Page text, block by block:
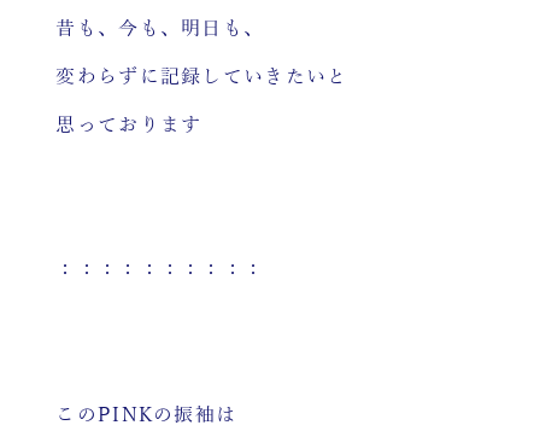
昔も、今も、明日も、
変わらずに記録していきたいと
思っております
：：：：：：：：：：
このPINKの振袖は